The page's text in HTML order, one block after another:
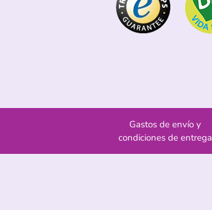
Gastos de envío y
condiciones de entrega